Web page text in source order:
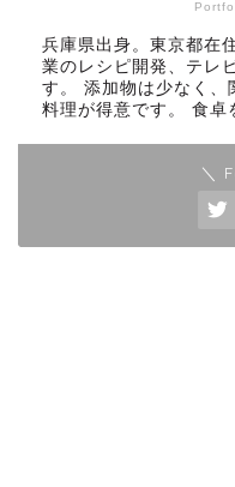
兵庫県出身。東京都在
業のレシピ開発、テレ
す。 添加物は少なく、
料理が得意です。 食卓
＼